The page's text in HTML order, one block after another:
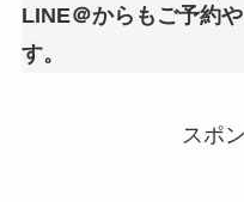
LINE＠からもご予約
す。
スポ